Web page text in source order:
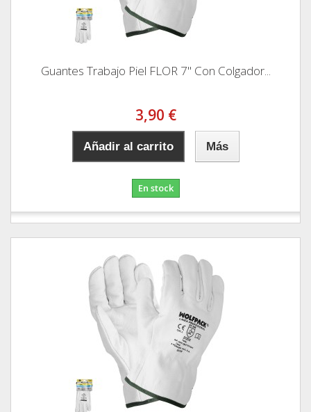
Guantes Trabajo Piel FLOR 7" Con Colgador...
3,90 €
Añadir al carrito Más
En stock